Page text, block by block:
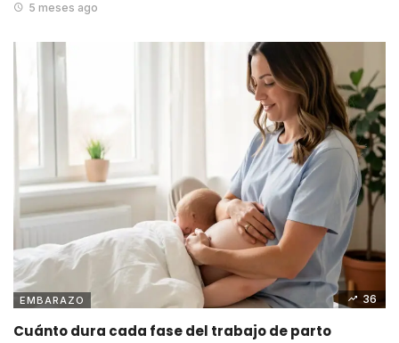
5 meses ago
EMBARAZO 36
Cuánto dura cada fase del trabajo de parto